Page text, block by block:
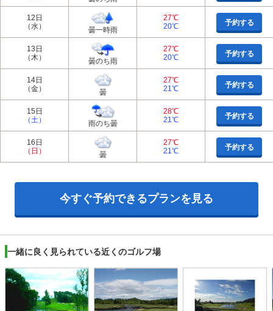
12日
（水）
曇一時雨
27℃
20℃
予約する
13日
（木）
曇のち雨
27℃
20℃
予約する
14日
（金）
曇
27℃
21℃
予約する
15日
（土）
雨のち曇
28℃
21℃
予約する
16日
（日）
曇
27℃
21℃
予約する
今すぐ予約できるプランを見る
一緒に良く見られている近くのゴルフ場